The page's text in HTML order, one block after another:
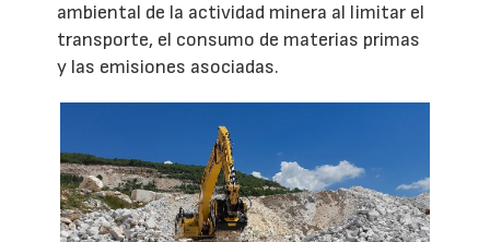
ambiental de la actividad minera al limitar el
transporte, el consumo de materias primas
y las emisiones asociadas.